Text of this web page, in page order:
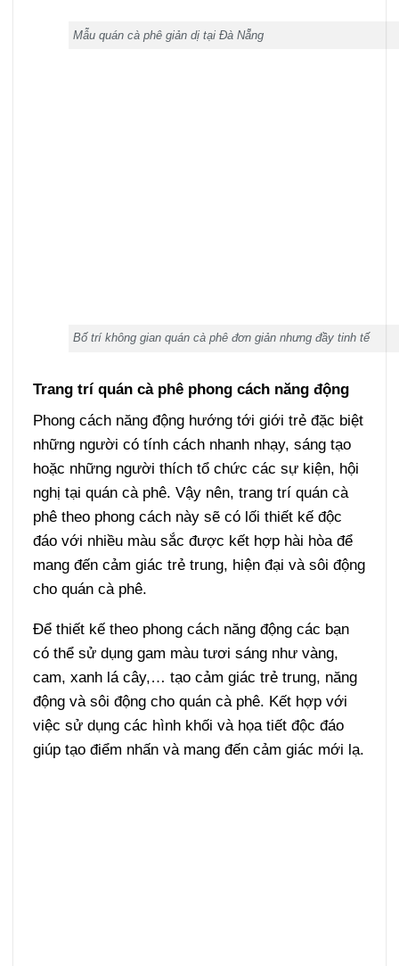
Mẫu quán cà phê giản dị tại Đà Nẵng
Bố trí không gian quán cà phê đơn giản nhưng đầy tinh tế
Trang trí quán cà phê phong cách năng động
Phong cách năng động hướng tới giới trẻ đặc biệt
những người có tính cách nhanh nhạy, sáng tạo
hoặc những người thích tổ chức các sự kiện, hội
nghị tại quán cà phê. Vậy nên, trang trí quán cà
phê theo phong cách này sẽ có lối thiết kế độc
đáo với nhiều màu sắc được kết hợp hài hòa để
mang đến cảm giác trẻ trung, hiện đại và sôi động
cho quán cà phê.
Để thiết kế theo phong cách năng động các bạn
có thể sử dụng gam màu tươi sáng như vàng,
cam, xanh lá cây,… tạo cảm giác trẻ trung, năng
động và sôi động cho quán cà phê. Kết hợp với
việc sử dụng các hình khối và họa tiết độc đáo
giúp tạo điểm nhấn và mang đến cảm giác mới lạ.